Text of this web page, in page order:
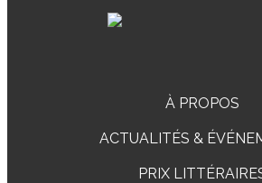
À PROPOS
ACTUALITÉS &
PRIX